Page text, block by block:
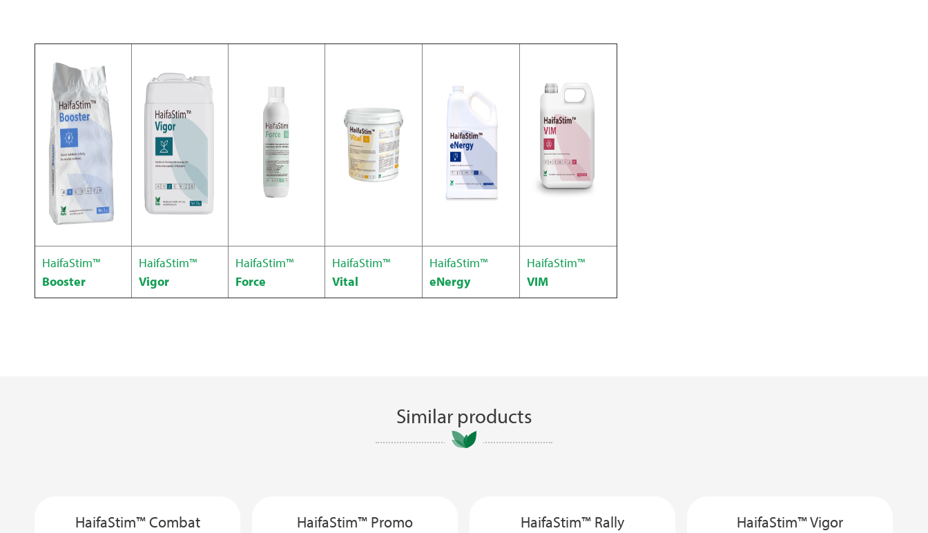
HaifaStim™
Booster
HaifaStim™
Vigor
HaifaStim™
Force
HaifaStim™
Vital
HaifaStim™
eNergy
HaifaStim™
VIM
Similar products
HaifaStim™ Combat HaifaStim™ Promo HaifaStim™ Rally HaifaStim™ Vigor